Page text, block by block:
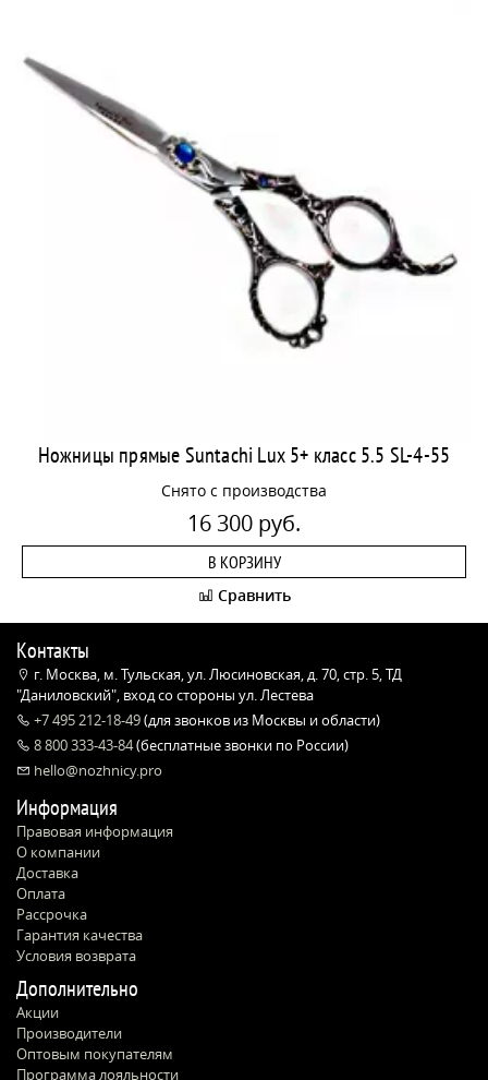
Ножницы прямые Suntachi Lux 5+ класс 5.5 SL-4-55
Снято с производства
16 300 руб.
В КОРЗИНУ
Сравнить
Контакты
г. Москва, м. Тульская, ул. Люсиновская, д. 70, стр. 5, ТД
"Даниловский", вход со стороны ул. Лестева
+7 495 212-18-49(для звонков из Москвы и области)
8 800 333-43-84(бесплатные звонки по России)
hello@nozhnicy.pro
Информация
Правовая информация
О компании
Доставка
Оплата
Рассрочка
Гарантия качества
Условия возврата
Дополнительно
Акции
Производители
Оптовым покупателям
Программа лояльности